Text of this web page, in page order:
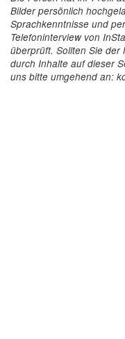
Bilder persönlich
Sprachkenntnisse und
Telefoninterview von
überprüft. Sollten Sie der
durch Inhalte auf dieser
uns bitte umgehend an: